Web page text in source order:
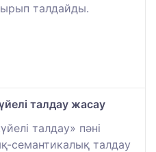
талдайды.
талдау жасау
талдау» пәні
семантикалық талдау